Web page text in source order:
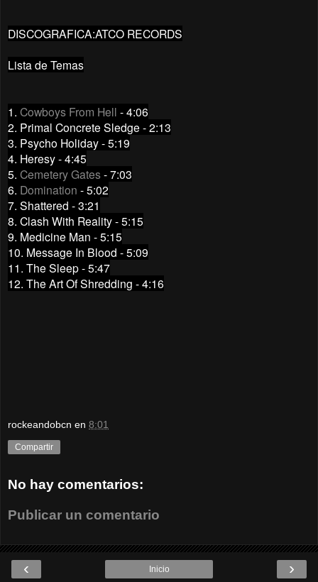
DISCOGRAFICA:ATCO RECORDS
Lista de Temas
1. Cowboys From Hell - 4:06
2. Primal Concrete Sledge - 2:13
3. Psycho Holiday - 5:19
4. Heresy - 4:45
5. Cemetery Gates- 7:03
6. Domination - 5:02
7. Shattered - 3:21
8. Clash With Reality - 5:15
9. Medicine Man - 5:15
10. Message In Blood - 5:09
11. The Sleep - 5:47
12. The Art Of Shredding - 4:16
rockeandobcn en 8:01
Compartir
No hay comentarios:
Publicar un comentario
‹ ›
Inicio